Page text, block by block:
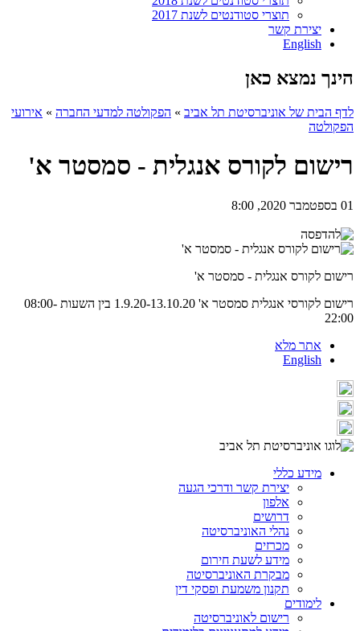
תוצרי סטודנטים לשנת 2017
יצירת קשר
English
הינך נמצא כאן
לדף הבית של אוניברסיטת תל אביב » הפקולטה למדעי החברה » אירועי
הפקולטה
רישום לקורס אנגלית - סמסטר א'
01 בספטמבר 2020, 8:00
רישום לקורס אנגלית - סמסטר א'
רישום לקורסי אנגלית סמסטר א' 1.9.20-13.10.20 בין השעות 08:00-
22:00
אתר מלא
English
מידע כללי
יצירת קשר ודרכי הגעה
אלפון
דרושים
נהלי האוניברסיטה
מכרזים
מידע לשעת חירום
מבקרת האוניברסיטה
תקנון משמעת ופסקי דין
לימודים
רישום לאוניברסיטה